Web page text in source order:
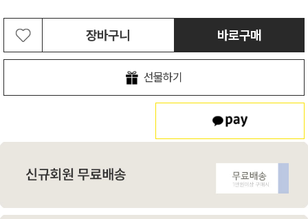
장바구니 바로구매
선물하기